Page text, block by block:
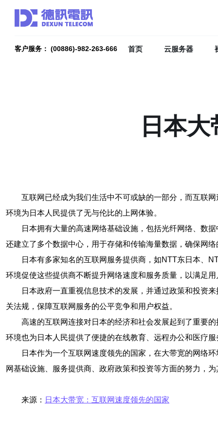
客户服务： (00886)-982-263-666 首页 云服务器
日本
互联网已经成为我们生活中不可或缺的一部分，而互联
环境为日本人民提供了无与伦比的上网体验。
日本拥有大量的高速网络基础设施，包括光纤网络、数
还建立了多个数据中心，用于存储和传输海量数据，确保网
日本有多家知名的互联网服务提供商，如NTT东日本、
环境促使这些提供商不断提升网络速度和服务质量，以满足
日本政府一直重视信息技术的发展，并通过政策和投资
关法规，保障互联网服务的公平竞争和用户权益。
高速的互联网连接对日本的经济和社会发展起到了重要
环境也为日本人民提供了便捷的在线教育、远程办公和医疗服
日本作为一个互联网速度领先的国家，在大带宽的网络
网基础设施、服务提供商、政府政策和投资等方面的努力，
来源： 日本大带宽：互联网速度领先的国家